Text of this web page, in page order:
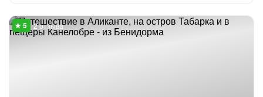
2 отзыва